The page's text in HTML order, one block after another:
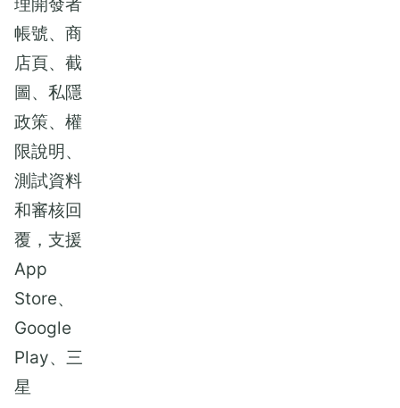
帳號、商
店頁、截
圖、私隱
政策、權
限說明、
測試資料
和審核回
覆，支援
App
Store、
Google
Play、三
星